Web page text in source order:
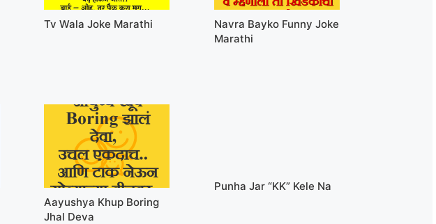
Tv Wala Joke Marathi
Navra Bayko Funny Joke
Marathi
Aayushya Khup Boring
Jhal Deva
Punha Jar “KK” Kele Na